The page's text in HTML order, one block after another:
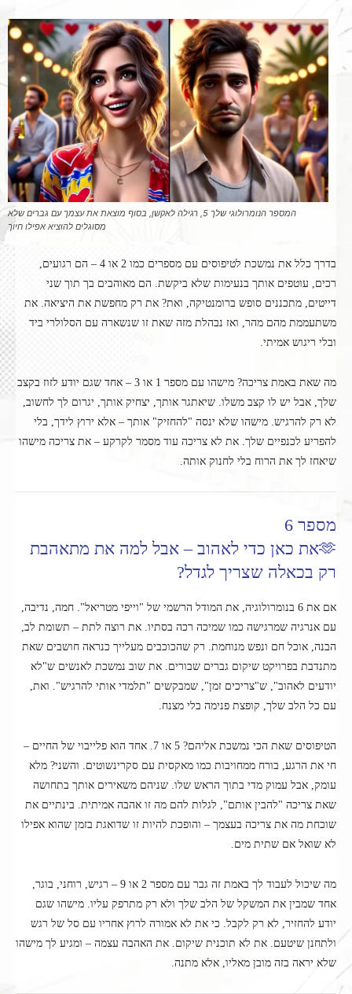
המספר הנומרולוגי שלך 5, רגילה לאקשן, בסוף מוצאת את עצמך עם גברים שלא
מסוגלים להוציא אפילו חיוך
בדרך כלל את נמשכת לטיפוסים עם מספרים כמו 2 או 4 – הם רגועים,
רכים, עוטפים אותך בנעימות שלא ביקשת. הם מאוהבים בך תוך שני
דייטים, מתכננים סופש ברומנטיקה, ואת? את רק מחפשת את היציאה. את
משתעממת מהם מהר, ואז נבהלת מזה שאת זו שנשארה עם הסלולרי ביד
ובלי ריגוש אמיתי.
מה שאת באמת צריכה? מישהו עם מספר 1 או 3 – אחד שגם יודע לזוז בקצב
שלך, אבל יש לו קצב משלו. שיאתגר אותך, יצחיק אותך, יגרום לך לחשוב,
לא רק להרגיש. מישהו שלא ינסה "להחזיק" אותך – אלא ירוץ לידך, בלי
להפריע לכנפיים שלך. את לא צריכה עוד מסמר לקרקע – את צריכה מישהו
שיאחז לך את הרוח בלי לחנוק אותה.
מספר 6
🫶את כאן כדי לאהוב – אבל למה את מתאהבת
רק בכאלה שצריך לגדל?
אם את 6 בנומרולוגיה, את המודל הרשמי של "וייפי מטריאל". חמה, נדיבה,
עם אנרגיה שמרגישה כמו שמיכה רכה בסתיו. את רוצה לתת – תשומת לב,
הבנה, אוכל חם ונפש מנוחמת. רק שהכוכבים מעלייך כנראה חושבים שאת
מתנדבת בפרויקט שיקום גברים שבורים. את שוב נמשכת לאנשים ש"לא
יודעים לאהוב", ש"צריכים זמן", שמבקשים "תלמדי אותי להרגיש". ואת,
עם כל הלב שלך, קופצת פנימה בלי מצנח.
הטיפוסים שאת הכי נמשכת אליהם? 5 או 7. אחד הוא פלייבוי של החיים –
חי את הרגע, בורח ממחויבות כמו מאקסית עם סקרינשוטים. והשני? מלא
עומק, אבל עמוק מדי בתוך הראש שלו. שניהם משאירים אותך בתחושה
שאת צריכה "להבין אותם", לגלות להם מה זו אהבה אמיתית. בינתיים את
שוכחת מה את צריכה בעצמך – והופכת להיות זו שדואגת בזמן שהוא אפילו
לא שואל אם שתית מים.
מה שיכול לעבוד לך באמת זה גבר עם מספר 2 או 9 – רגיש, רוחני, בוגר,
אחד שמבין את המשקל של הלב שלך ולא רק מתרפק עליו. מישהו שגם
יודע להחזיר, לא רק לקבל. כי את לא אמורה לרוץ אחריו עם סל של רגש
ולתחנן שיטעם. את לא תוכנית שיקום. את האהבה עצמה – ומגיע לך מישהו
שלא יראה בזה מובן מאליו, אלא מתנה.